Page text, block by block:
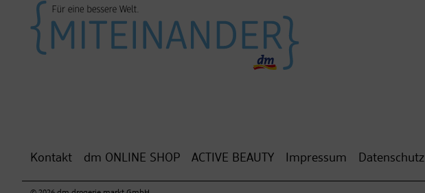
Kontakt dm ONLINE SHOP ACTIVE BEAUTY Impressum Datenschutz